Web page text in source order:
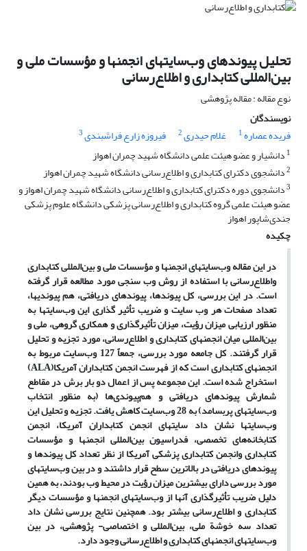
تحلیل پیوندهای وب‌سایتهای انجمنها و مؤسسات ملی و
بین‌المللی کتابداری و اطلاع‌رسانی
نوع مقاله : مقاله پژوهشی
نویسندگان
فریده عصاره1 غلام حیدری2 فیروزه زارع فراشبندی3
1 دانشیار و عضو هیئت علمی دانشگاه شهید چمران اهواز
2دانشجوی دکترای کتابداری و اطلاع‌رسانی دانشگاه شهید چمران اهواز
3دانشجوی دوره دکترای کتابداری و اطلاع‌رسانی دانشگاه شهید چمران اهواز و
عضو هیئت علمی گروه کتابداری و اطلاع‌رسانی پزشکی دانشگاه علوم پزشکی
جندی‌شاپور اهواز
چکیده
در این مقاله وب‌سایتهای انجمنها و مؤسسات ملی و بین‌المللی کتابداری
واطلاع‌رسانی با استفاده از روش وب سنجی مورد مطالعه قرار گرفته
است. در این بررسی، کل پیوندها، پیوندهای دریافتی، هم پیوندیها،
تعداد صفحات هر وب سایت و ضریب تأثیر گذاری این وب‌سایتها به
منظور ارزیابی میزان رؤیت، میزان تأثیرگذاری و همکاری گروهی، ملی و
بین‌المللی میان انجمنهای کتابداری و اطلاع‌رسانی، مورد تجزیه و تحلیل
قرار گرفتند. کل جامعه مورد بررسی، جمعاً 127 وب‌سایت مربوط به
انجمنهای کتابداری است که از فهرستانجمن کتابداران آمریکا(ALA
)
استخراج شده است. این مجموعه پس از اعمال دو بار برش در مقاطع
شمارش پیوندهای دریافتی و هم‌پیوندی‌ها (به منظور انتخاب
وب‌سایتهای پربسامد) به 28 وب‌سایت کاهش یافت. تجزیه و تحلیل این
وب‌سایتها نشان داد سایتهایانجمن کتابداران آمریکا، انجمن
کتابخانه‌های تخصصی، فدراسیون بین‌المللی انجمنها و مؤسسات
کتابداریوانجمن کتابداری پزشکی آمریکااز نظر تعداد کل پیوندها و
پیوندهای دریافتی در بالاترین سطح قرار داشتند و در بین وب‌سایتهای
مورد بررسی دارای بیشترین میزان رؤیت در محیط وب بودند، به همین
دلیل ضریب تأثیرگذاری آنها از وب‌سایتهای انجمنها و مؤسسات دیگر
کتابداری و اطلاع‌رسانی بیشتر بود. همچنین نتایج بررسی نشان داد
تعداد سه خوشة ملی، بین‌المللی و اختصاصی- پژوهشی، در بین
وب‌سایتهای انجمنهای کتابداری و اطلاع‌رسانی وجود دارد.